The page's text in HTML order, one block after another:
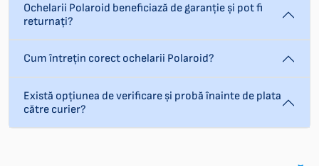
Ochelarii Polaroid beneficiază de garanție și pot fi
returnați?
Cum întrețin corect ochelarii Polaroid?
Există opțiunea de verificare și probă înainte de plata
către curier?